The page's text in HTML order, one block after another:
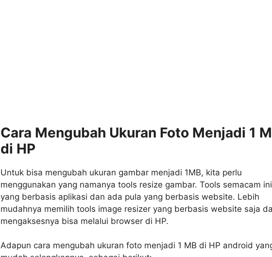
Cara Mengubah Ukuran Foto Menjadi 1
di HP
Untuk bisa mengubah ukuran gambar menjadi 1MB, kita perlu
menggunakan yang namanya tools resize gambar. Tools semacam
yang berbasis aplikasi dan ada pula yang berbasis website. Lebih
mudahnya memilih tools image resizer yang berbasis website saja
mengaksesnya bisa melalui browser di HP.
Adapun cara mengubah ukuran foto menjadi 1 MB di HP android